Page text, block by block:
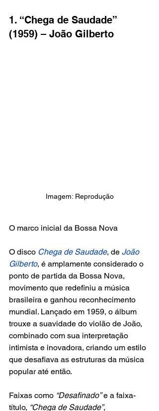
1. “Chega de Saudade”
(1959) – João Gilberto
Imagem: Reprodução
O marco inicial da Bossa Nova
O disco Chega de Saudade, de João
Gilberto, é amplamente considerado o
ponto de partida da Bossa Nova,
movimento que redefiniu a música
brasileira e ganhou reconhecimento
mundial. Lançado em 1959, o álbum
trouxe a suavidade do violão de João,
combinado com sua interpretação
intimista e inovadora, criando um estilo
que desafiava as estruturas da música
popular até então.
Faixas como “Desafinado” e a faixa-
título, “Chega de Saudade”,